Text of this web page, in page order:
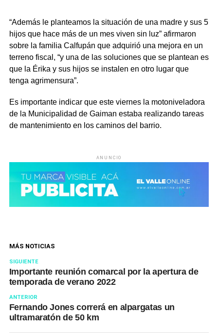
“Además le planteamos la situación de una madre y sus 5
hijos que hace más de un mes viven sin luz” afirmaron
sobre la familia Calfupán que adquirió una mejora en un
terreno fiscal, “y una de las soluciones que se plantean es
que la Érika y sus hijos se instalen en otro lugar que
tenga agrimensura”.
Es importante indicar que este viernes la motoniveladora
de la Municipalidad de Gaiman estaba realizando tareas
de mantenimiento en los caminos del barrio.
ANUNCIO
MÁS NOTICIAS
SIGUIENTE
Importante reunión comarcal por la apertura de
temporada de verano 2022
ANTERIOR
Fernando Jones correrá en alpargatas un
ultramaratón de 50 km